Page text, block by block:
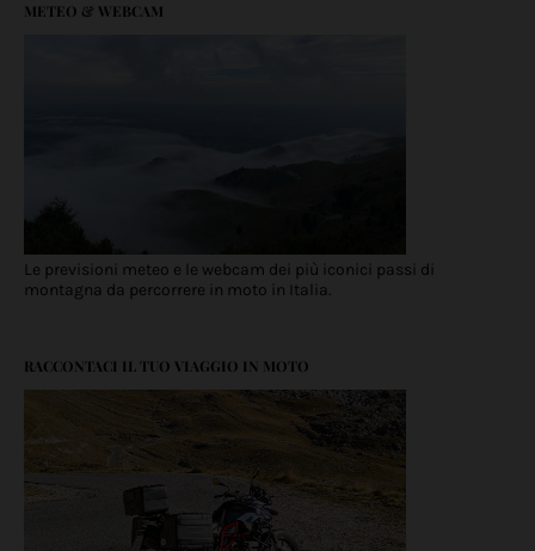
METEO & WEBCAM
Le previsioni meteo e le webcam dei più iconici passi di
montagna da percorrere in moto in Italia.
RACCONTACI IL TUO VIAGGIO IN MOTO